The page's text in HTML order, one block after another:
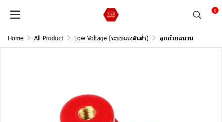
0
Home All Product Low Voltage (ระบบแรงดันต่ำ) ลูกถ้วยฉนวน